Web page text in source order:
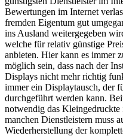
Bewertungen im Internet
fremden Eigentum gut
ins Ausland weitergegeben
welche für relativ günstige
anbieten. Hier kann es immer
möglich sein, dass nach der
Displays nicht mehr richtig
immer ein Displaytausch, der
durchgeführt werden kann.
notwendig das
manchen Dienstleistern muss
Wiederherstellung der